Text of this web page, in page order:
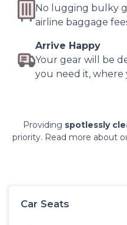
No lugging bulky
airline baggage
Arrive Happy
Your gear will be
you need it, where
Providing spotlessly
priority. Read more about
Car Seats